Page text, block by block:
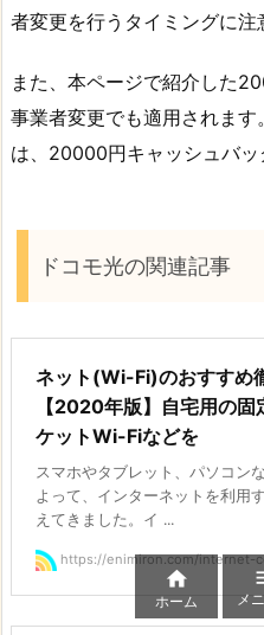
者変更を行うタイミングに注
また、本ページで紹介した
事業者変更でも適用されま
は、20000円キャッシュバッ
ドコモ光の関連記事
ネット(Wi-Fi)のおすすめ
【2020年版】自宅用の固
ケットWi-Fiなどを
スマホやタブレット、パソコン
よって、インターネットを利用
えてきました。イ ...
https://enimiron.com/internet-

ホーム メ